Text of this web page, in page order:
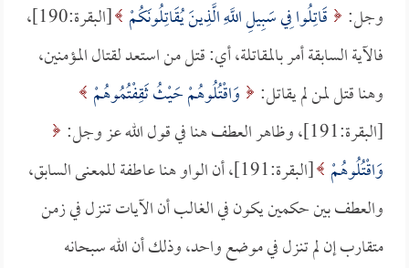
وجل:
قَاتِلُوا فِي سَبِيلِ اللَّهِ الَّذِينَ يُقَاتِلُونَكُمْ
[البقرة:190]،
فالآية السابقة أمر بالمقاتلة، أي: قتل من استعد لقتال المؤمنين،
وهنا قتل لمن لم يقاتل:
وَاقْتُلُوهُمْ حَيْثُ ثَقِفْتُمُوهُمْ
[البقرة:191]، وظاهر العطف هنا في قول الله عز وجل:
وَاقْتُلُوهُمْ
[البقرة:191]، أن الواو هنا عاطفة للمعنى السابق،
والعطف بين حكمين يكون في الغالب أن الآيات تنزل في زمن
متقارب إن لم تنزل في موضع واحد، وذلك أن الله سبحانه